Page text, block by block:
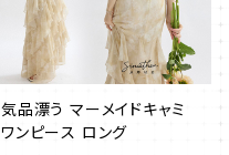
気品漂う マーメイドキャミ
ワンピース ロング